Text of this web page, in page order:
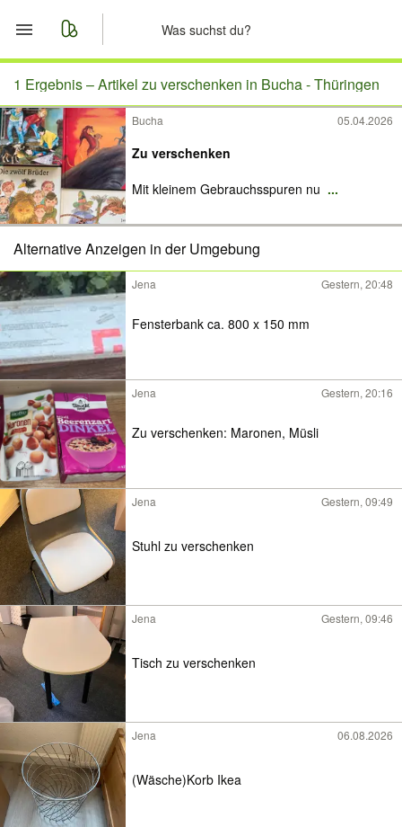
Start
Merkliste
Nachrichten
Anzeige aufgeben
1 Ergebnis –Artikel zu verschenken in Bucha - Thüringen
Bucha 05.04.2026
Zu verschenken
Mit kleinem Gebrauchsspuren nu ...
Alternative Anzeigen in der Umgebung
Jena Gestern, 20:48
Fensterbank ca. 800 x 150 mm
Jena Gestern, 20:16
Zu verschenken: Maronen, Müsli
Jena Gestern, 09:49
Stuhl zu verschenken
Jena Gestern, 09:46
Tisch zu verschenken
Jena 06.08.2026
(Wäsche)Korb Ikea